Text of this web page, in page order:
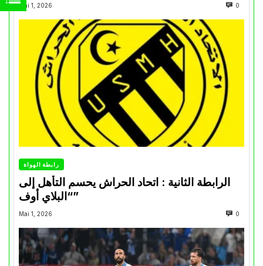
Mai 1, 2026 0
رابطة الهواة
الرابطة الثانية : اتحاد الحراش يحسم التأهل إلى
“البلاي أوف”
Mai 1, 2026 0